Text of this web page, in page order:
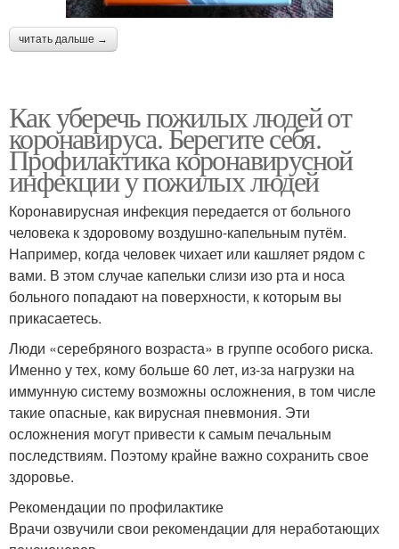
читать дальше →
Как уберечь пожилых людей от
коронавируса. Берегите себя.
Профилактика коронавирусной
инфекции у пожилых людей
Коронавирусная инфекция передается от больного
человека к здоровому воздушно-капельным путём.
Например, когда человек чихает или кашляет рядом с
вами. В этом случае капельки слизи изо рта и носа
больного попадают на поверхности, к которым вы
прикасаетесь.
Люди «серебряного возраста» в группе особого риска.
Именно у тех, кому больше 60 лет, из-за нагрузки на
иммунную систему возможны осложнения, в том числе
такие опасные, как вирусная пневмония. Эти
осложнения могут привести к самым печальным
последствиям. Поэтому крайне важно сохранить свое
здоровье.
Рекомендации по профилактике
Врачи озвучили свои рекомендации для неработающих